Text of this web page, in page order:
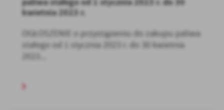
kwietnia 2023 r.
OGŁOSZENIE o przystąpieniu do zakupu paliwa
stałego od 1 stycznia 2023 r. do 30 kwietnia